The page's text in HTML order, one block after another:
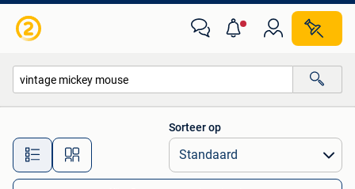
Alle afstanden…
Sorteer op